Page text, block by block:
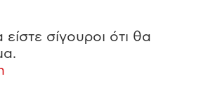
σίγουροι ότι θα